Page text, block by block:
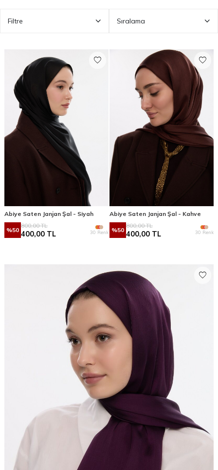
Filtre Sıralama
Abiye Saten Janjan Şal - Siyah
%50
800,00TL
400,00 TL 30 Renk
Abiye Saten Janjan Şal - Kahve
%50
800,00TL
400,00 TL 30 Renk